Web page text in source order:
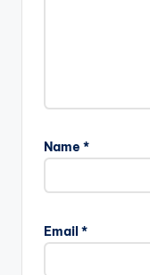
Name *
Email *